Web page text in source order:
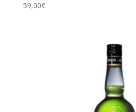
59,00€